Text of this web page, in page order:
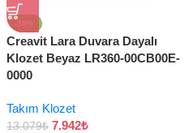
-39%
Creavit Lara Duvara Dayalı
Klozet Beyaz LR360-00CB00E-
0000
Takım Klozet
13.079₺ 7.942₺